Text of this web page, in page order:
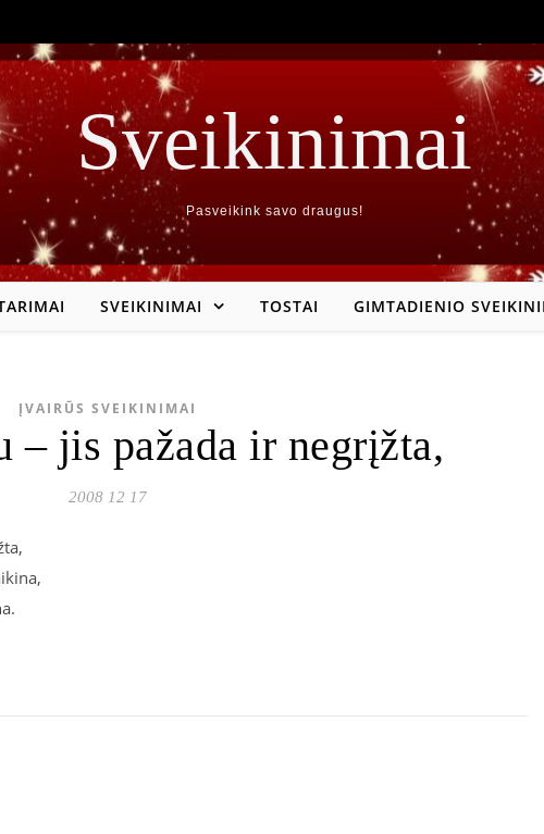
Sveikinimai
Pasveikink savo draugus!
SVEIKINIMAI TOSTAI GIMTADIENIO
ĮVAIRŪS SVEIKINIMAI
– jis pažada ir negrįžta,
2008 12 17